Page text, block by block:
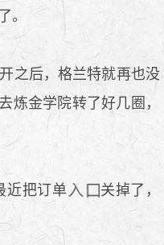
。
之后，格兰特就再也没
炼金学院转了好几圈，
近把订单
关掉了，